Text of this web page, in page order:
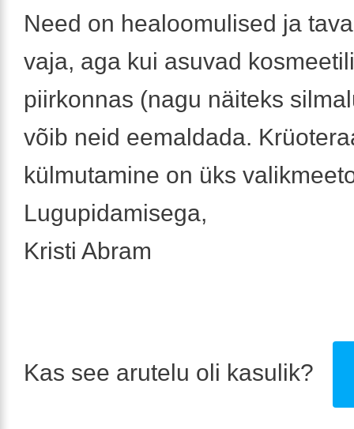
Need on healoomulised ja
vaja, aga kui asuvad
piirkonnas (nagu näiteks
võib neid eemaldada.
külmutamine on üks
Lugupidamisega,
Kristi Abram
Kas see arutelu oli kasulik?